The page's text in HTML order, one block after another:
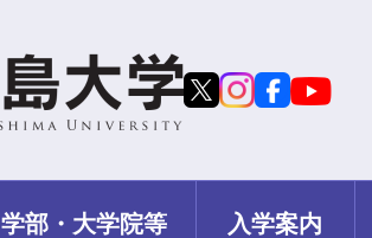
学部・大学院等 入学案内